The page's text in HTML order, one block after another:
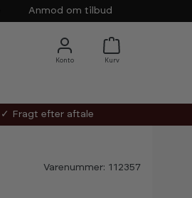
Anmod om tilbud
✓ Fragt efter aftale
Varenummer: 112357